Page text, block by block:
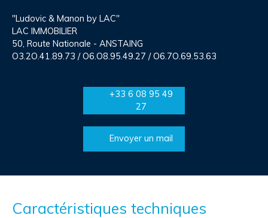
"Ludovic & Manon by LAC"
LAC IMMOBILIER
50, Route Nationale - ANSTAING
O3.2O.41.89.73 / O6.O8.95.49.27 / O6.7O.69.53.63
+33 6 08 95 49
27
Envoyer un mail
Caractéristiques techniques